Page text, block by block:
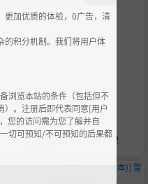
【汉化漫画】SOFMOD 2
更加优质的体验，0广告，清
的积分机制。我们将用户体
浏览本站的条件（包括但不
）。注册后即代表同意[用户
您的访问需为您了解并自
切可预知/不可预知的后果都